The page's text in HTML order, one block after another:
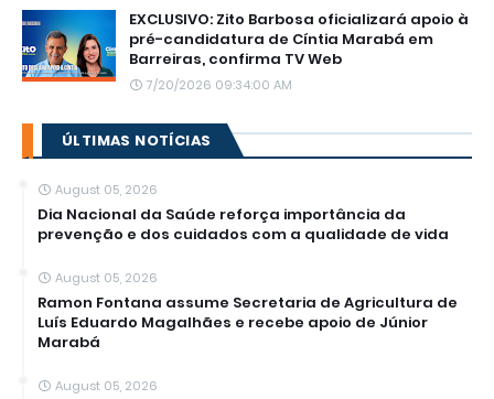
EXCLUSIVO: Zito Barbosa oficializará apoio à
pré-candidatura de Cíntia Marabá em
Barreiras, confirma TV Web
7/20/2026 09:34:00 AM
ÚLTIMAS NOTÍCIAS
August 05, 2026
Dia Nacional da Saúde reforça importância da
prevenção e dos cuidados com a qualidade de vida
August 05, 2026
Ramon Fontana assume Secretaria de Agricultura de
Luís Eduardo Magalhães e recebe apoio de Júnior
Marabá
August 05, 2026